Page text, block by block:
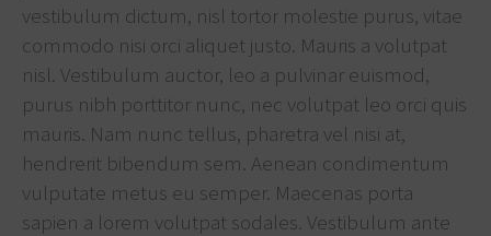
vestibulum dictum, nisl tortor molestie purus, vitae
commodo nisi orci aliquet justo. Mauris a volutpat
nisl. Vestibulum auctor, leo a pulvinar euismod,
purus nibh porttitor nunc, nec volutpat leo orci quis
mauris. Nam nunc tellus, pharetra vel nisi at,
hendrerit bibendum sem. Aenean condimentum
vulputate metus eu semper. Maecenas porta
sapien a lorem volutpat sodales. Vestibulum ante